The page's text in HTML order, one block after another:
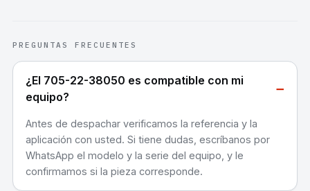
PREGUNTAS FRECUENTES
¿El 705-22-38050 es compatible con mi
equipo?
−
Antes de despachar verificamos la referencia y la
aplicación con usted. Si tiene dudas, escríbanos por
WhatsApp el modelo y la serie del equipo, y le
confirmamos si la pieza corresponde.